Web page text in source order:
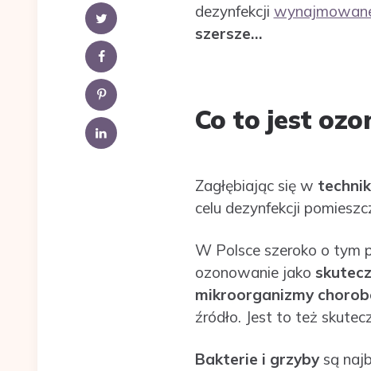
dezynfekcji
szersze…
Co to jest
Zagłębiając się w
celu dezynfekcji
W Polsce szeroko o tym
ozonowanie jako
mikroorganizmy
źródło. Jest to też
Bakterie i grzybysą